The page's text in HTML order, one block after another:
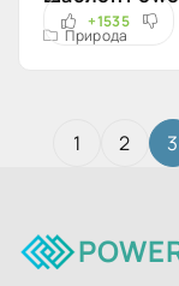
Природа
+1535
1 2 3